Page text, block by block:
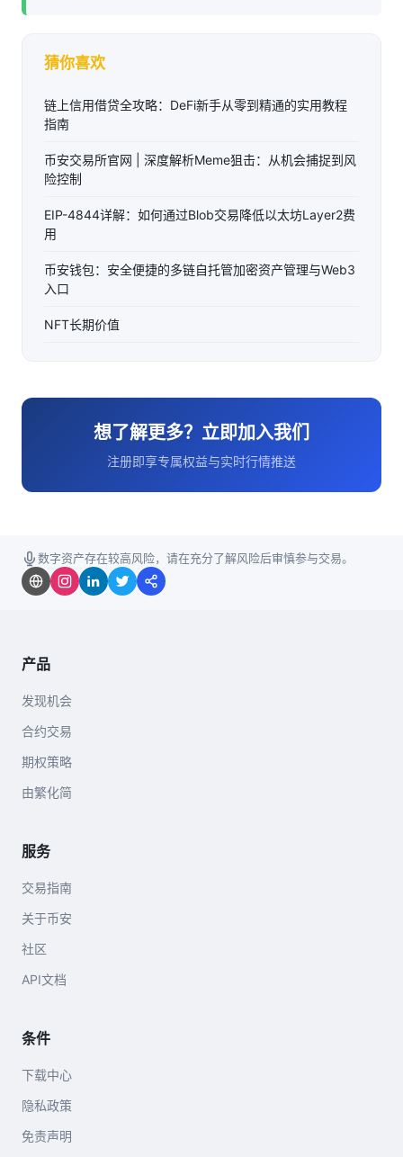
猜你喜欢
链上信用借贷全攻略：DeFi新手从零到精通的实用教程
指南
币安交易所官网 | 深度解析Meme狙击：从机会捕捉到风
险控制
EIP-4844详解：如何通过Blob交易降低以太坊Layer2费
用
币安钱包：安全便捷的多链自托管加密资产管理与Web3
入口
NFT长期价值
想了解更多？立即加入我们
注册即享专属权益与实时行情推送
数字资产存在较高风险，请在充分了解风险后审慎参与交易。
产品
发现机会
合约交易
期权策略
由繁化简
服务
交易指南
关于币安
社区
API文档
条件
下载中心
隐私政策
免责声明